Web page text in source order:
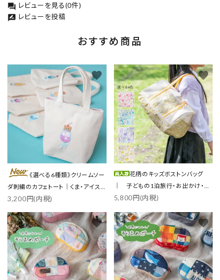
forum レビューを見る(0件)
rate_review レビューを投稿
おすすめ商品
《選べる6種類》クリームソー
ダ刺繍のカフェトート｜くま・アイス
／各3色
3,200円(内税)
favorite
花柄のキッズボストンバッグ
｜ 子どもの1泊旅行・お出かけ・ス
ポーツに
5,800円(内税)
favorite
favorite favorite